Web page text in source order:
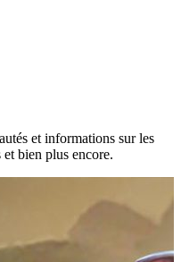
et informations sur les
bien plus encore.